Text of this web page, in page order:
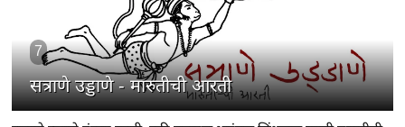
7
सत्राणे उड्डाणे - मारुतीची आरती